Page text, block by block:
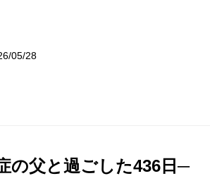
05/28
の父と過ごした436日─